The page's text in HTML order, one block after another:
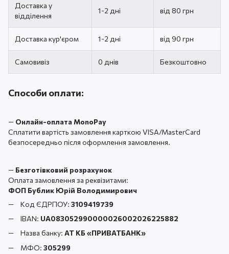
Доставка у
відділення
1-2 дні від 80 грн
Доставка кур'єром 1-2 дні від 90 грн
Самовивіз 0 днів Безкоштовно
Способи оплати:
— Онлайн-оплата MonoPay
Сплатити вартість замовлення карткою VISA/MasterCard
безпосередньо після оформлення замовлення.
— Безготівковий розрахунок
Оплата замовлення за реквізитами:
ФОП Бублик Юрій Володимирович
Код ЄДРПОУ: 3109419739
IBAN: UA083052990000026002026225882
Назва банку: АТ КБ «ПРИВАТБАНК»
МФО: 305299